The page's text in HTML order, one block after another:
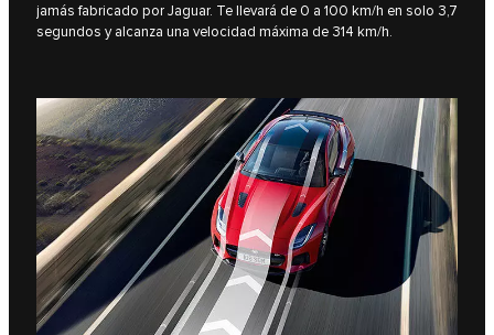
jamás fabricado por Jaguar. Te llevará de 0 a 100 km/h en solo 3,7
segundos y alcanza una velocidad máxima de 314 km/h.